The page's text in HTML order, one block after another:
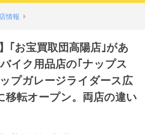
情報
｢お宝買取団高陽店｣があ
イク用品店の｢ナップス
プガレージライダース広
移転オープン。両店の違い